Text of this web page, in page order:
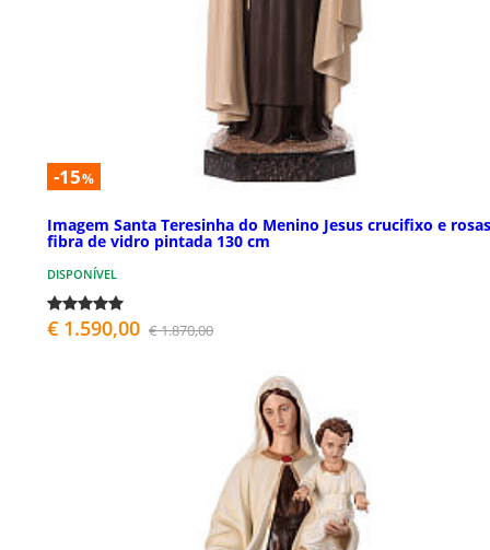
-15%
Imagem Santa Teresinha do Menino Jesus crucifixo e rosas
fibra de vidro pintada 130 cm
DISPONÍVEL
€ 1.590,00 € 1.870,00